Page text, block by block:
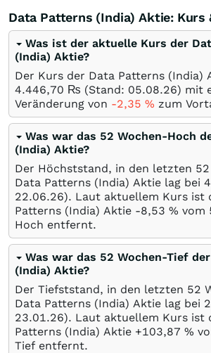
Data Patterns (India) Aktie: Kurs
Was ist der aktuelle Kurs der
(India) Aktie?
Der Kurs der Data Patterns (India)
4.446,70 ₨ (Stand: 05.08.26) mit
Veränderung von -2,35 % zum
Was war das 52 Wochen-Hoch
(India) Aktie?
Der Höchststand, in den letzten 52
Data Patterns (India) Aktie lag bei
22.06.26). Laut aktuellem Kurs ist
Patterns (India) Aktie -8,53 % vom
Hoch entfernt.
Was war das 52 Wochen-Tief
(India) Aktie?
Der Tiefststand, in den letzten 52
Data Patterns (India) Aktie lag bei
23.01.26). Laut aktuellem Kurs ist
Patterns (India) Aktie +103,87 %
Tief entfernt.